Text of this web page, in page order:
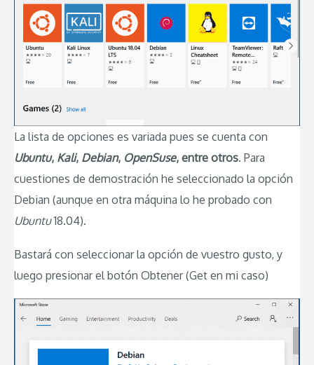
La lista de opciones es variada pues se cuenta con
Ubuntu, Kali, Debian, OpenSuse, entre otros. Para
cuestiones de demostración he seleccionado la opción
Debian (aunque en otra máquina lo he probado con
Ubuntu18.04).
Bastará con seleccionar la opción de vuestro gusto, y
luego presionar el botón Obtener (Get en mi caso)